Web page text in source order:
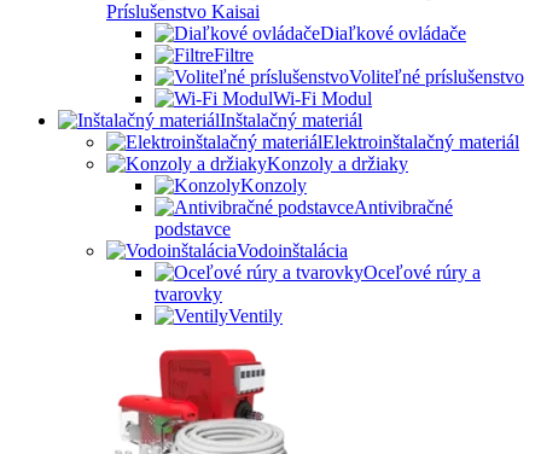
Príslušenstvo Kaisai
Diaľkové ovládače
Filtre
Voliteľné príslušenstvo
Wi-Fi Modul
Inštalačný materiál
Elektroinštalačný materiál
Konzoly a držiaky
Konzoly
Antivibračné
podstavce
Vodoinštalácia
Oceľové rúry a
tvarovky
Ventily